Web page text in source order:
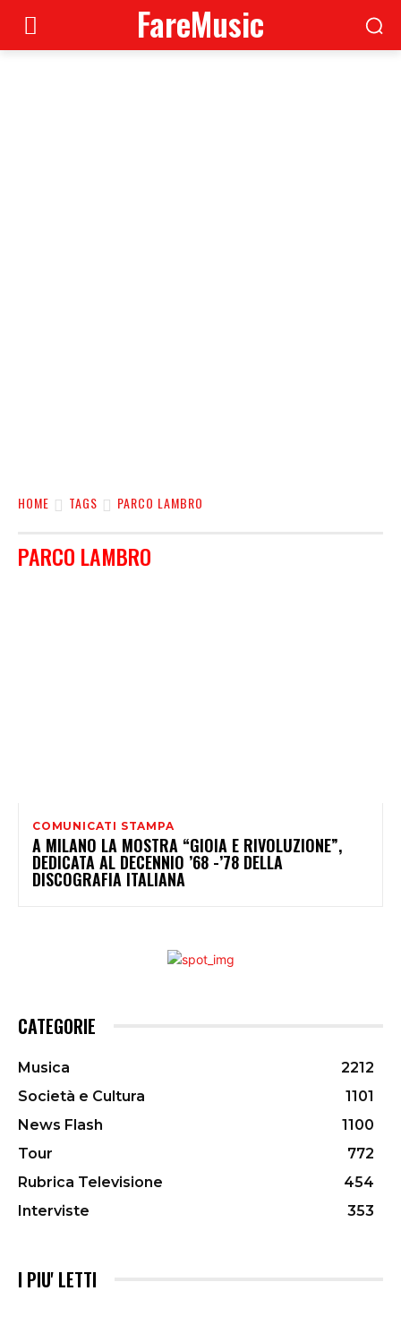
FareMusic
HOME TAGS PARCO LAMBRO
PARCO LAMBRO
COMUNICATI STAMPA
A MILANO LA MOSTRA “GIOIA E RIVOLUZIONE”,
DEDICATA AL DECENNIO ’68 -’78 DELLA
DISCOGRAFIA ITALIANA
CATEGORIE
Musica
2212
Società e Cultura
1101
News Flash
1100
Tour
772
Rubrica Televisione
454
Interviste
353
I PIU' LETTI